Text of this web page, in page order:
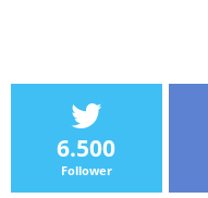
6.500
Follower